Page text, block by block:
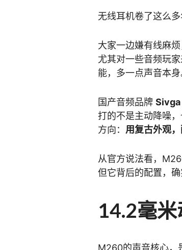
无线耳机卷了这么多
大家一边嫌有线麻
尤其对一些音频玩
能，多一点声音本身
国产音频品牌 Sivga
打的不是主动降噪
方向： 用复古外观
从官方说法看，
但它背后的配置，
14.2毫
M260的声音核心，